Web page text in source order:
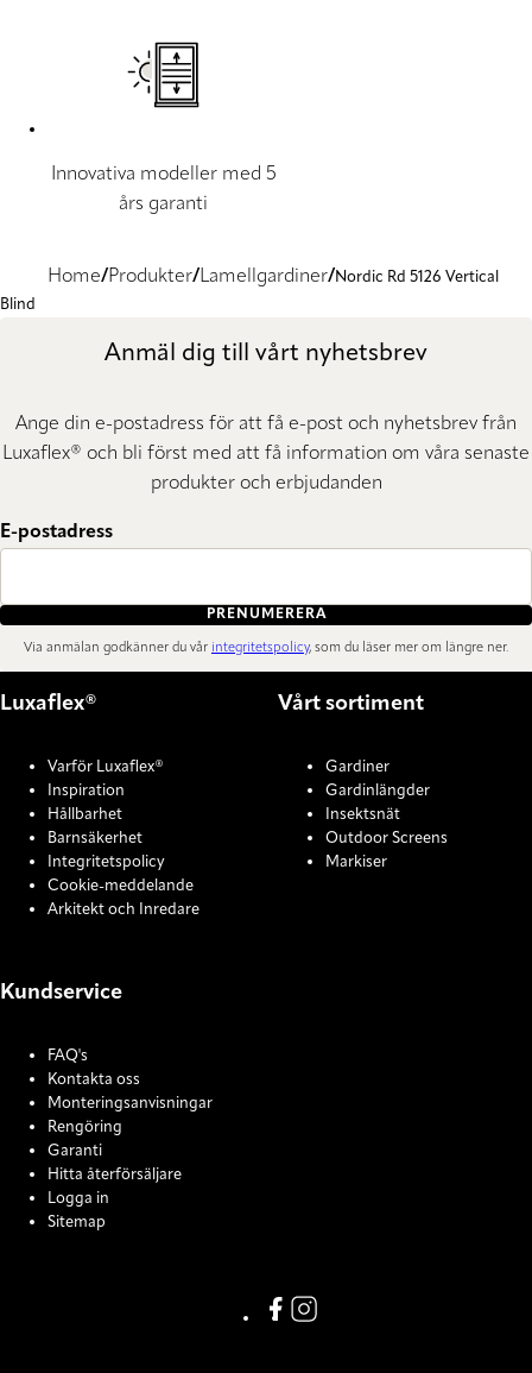
Innovativa modeller med 5
års garanti
Home Produkter Lamellgardiner
Nordic Rd 5126 Vertical
Blind
Anmäl dig till vårt nyhetsbrev
Ange din e-postadress för att få e-post och nyhetsbrev från
Luxaflex® och bli först med att få information om våra senaste
produkter och erbjudanden
E-postadress
PRENUMERERA
Via anmälan godkänner du vår integritetspolicy, som du läser mer om längre ner.
Luxaflex®
Varför Luxaflex®
Inspiration
Hållbarhet
Barnsäkerhet
Integritetspolicy
Cookie-meddelande
Arkitekt och Inredare
Vårt sortiment
Gardiner
Gardinlängder
Insektsnät
Outdoor Screens
Markiser
Kundservice
FAQ's
Kontakta oss
Monteringsanvisningar
Rengöring
Garanti
Hitta återförsäljare
Logga in
Sitemap
Link missing Display text from
Link missing Display text